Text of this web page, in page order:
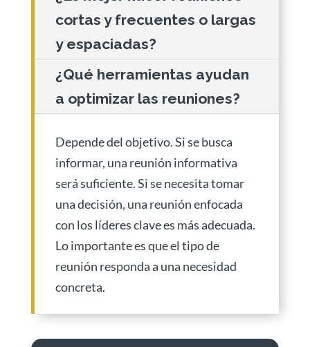
cortas y frecuentes o largas
y espaciadas?
¿Qué herramientas ayudan
a optimizar las reuniones?
Depende del objetivo. Si se busca
informar, una reunión informativa
será suficiente. Si se necesita tomar
una decisión, una reunión enfocada
con los líderes clave es más adecuada.
Lo importante es que el tipo de
reunión responda a una necesidad
concreta.